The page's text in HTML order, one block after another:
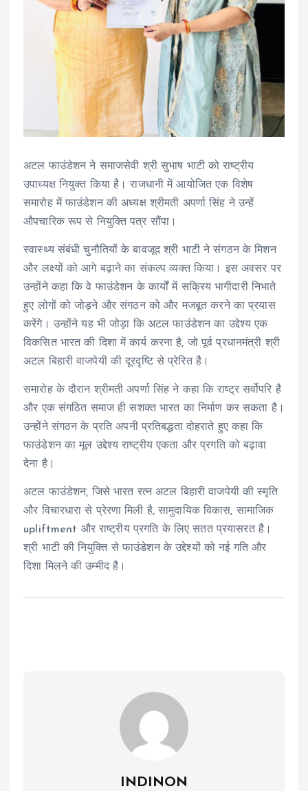
अटल फाउंडेशन ने समाजसेवी श्री सुभाष भाटी को राष्ट्रीय
उपाध्यक्ष नियुक्त किया है। राजधानी में आयोजित एक विशेष
समारोह में फाउंडेशन की अध्यक्ष श्रीमती अपर्णा सिंह ने उन्हें
औपचारिक रूप से नियुक्ति पत्र सौंपा।
स्वास्थ्य संबंधी चुनौतियों के बावजूद श्री भाटी ने संगठन के मिशन
और लक्ष्यों को आगे बढ़ाने का संकल्प व्यक्त किया। इस अवसर पर
उन्होंने कहा कि वे फाउंडेशन के कार्यों में सक्रिय भागीदारी निभाते
हुए लोगों को जोड़ने और संगठन को और मजबूत करने का प्रयास
करेंगे। उन्होंने यह भी जोड़ा कि अटल फाउंडेशन का उद्देश्य एक
विकसित भारत की दिशा में कार्य करना है, जो पूर्व प्रधानमंत्री श्री
अटल बिहारी वाजपेयी की दूरदृष्टि से प्रेरित है।
समारोह के दौरान श्रीमती अपर्णा सिंह ने कहा कि राष्ट्र सर्वोपरि है
और एक संगठित समाज ही सशक्त भारत का निर्माण कर सकता है।
उन्होंने संगठन के प्रति अपनी प्रतिबद्धता दोहराते हुए कहा कि
फाउंडेशन का मूल उद्देश्य राष्ट्रीय एकता और प्रगति को बढ़ावा
देना है।
अटल फाउंडेशन, जिसे भारत रत्न अटल बिहारी वाजपेयी की स्मृति
और विचारधारा से प्रेरणा मिली है, सामुदायिक विकास, सामाजिक
upliftment और राष्ट्रीय प्रगति के लिए सतत प्रयासरत है।
श्री भाटी की नियुक्ति से फाउंडेशन के उद्देश्यों को नई गति और
दिशा मिलने की उम्मीद है।
INDINON